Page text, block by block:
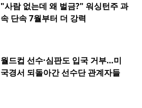
"사람 없는데 왜 벌금?" 워싱턴주 과
속 단속 7월부터 더 강력
월드컵 선수·심판도 입국 거부…미
국경서 되돌아간 선수단 관계자들